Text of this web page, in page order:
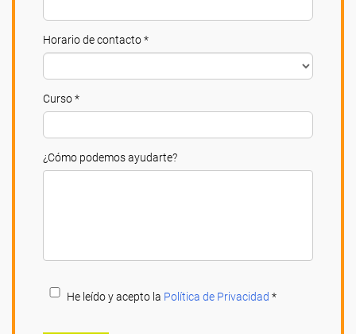
Horario de contacto *
Curso *
¿Cómo podemos ayudarte?
He leído y acepto la Política de Privacidad *